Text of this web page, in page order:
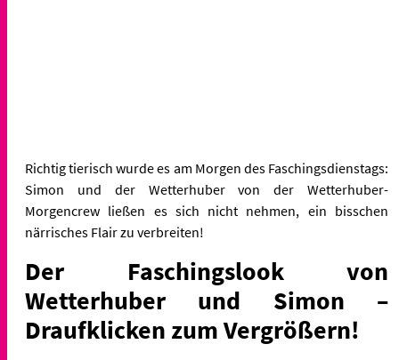
Richtig tierisch wurde es am Morgen des Faschingsdienstags:
Simon und der Wetterhuber von der Wetterhuber-
Morgencrew ließen es sich nicht nehmen, ein bisschen
närrisches Flair zu verbreiten!
Der Faschingslook von
Wetterhuber und Simon –
Draufklicken zum Vergrößern!